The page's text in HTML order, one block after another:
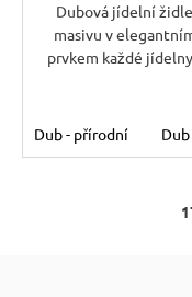
Dubová jídelní
masivu v
prvkem každé
Dub - přírodní